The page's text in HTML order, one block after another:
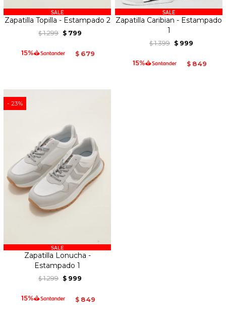
Zapatilla Topilla - Estampado 2
$ 1.299 $ 799
$ 679
Zapatilla Caribian - Estampado
1
$ 1.399 $ 999
$ 849
23
Zapatilla Lonucha -
Estampado 1
$ 1.299 $ 999
$ 849